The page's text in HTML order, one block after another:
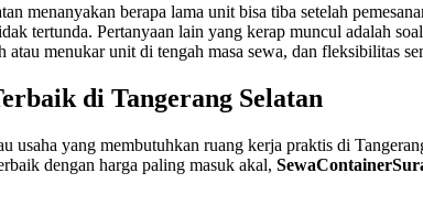
menanyakan berapa lama unit bisa tiba setelah
tertunda. Pertanyaan lain yang kerap muncul adalah
atau menukar unit di tengah masa sewa, dan fleksibilitas
di Tangerang Selatan
usaha yang membutuhkan ruang kerja praktis di
dengan harga paling masuk akal,